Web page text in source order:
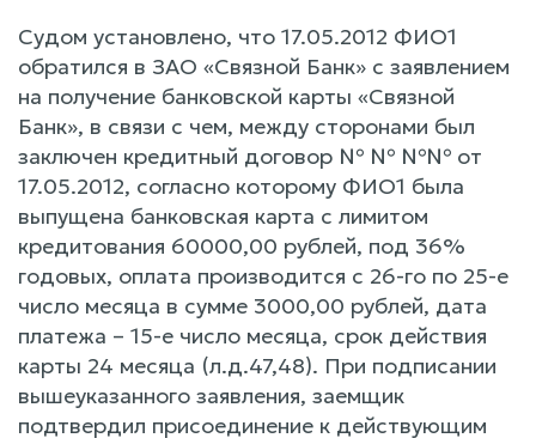
Судом установлено, что 17.05.2012 ФИО1
обратился в ЗАО «Связной Банк» с заявлением
на получение банковской карты «Связной
Банк», в связи с чем, между сторонами был
заключен кредитный договор № № №№ от
17.05.2012, согласно которому ФИО1 была
выпущена банковская карта с лимитом
кредитования 60000,00 рублей, под 36%
годовых, оплата производится с 26-го по 25-е
число месяца в сумме 3000,00 рублей, дата
платежа – 15-е число месяца, срок действия
карты 24 месяца (л.д.47,48). При подписании
вышеуказанного заявления, заемщик
подтвердил присоединение к действующим